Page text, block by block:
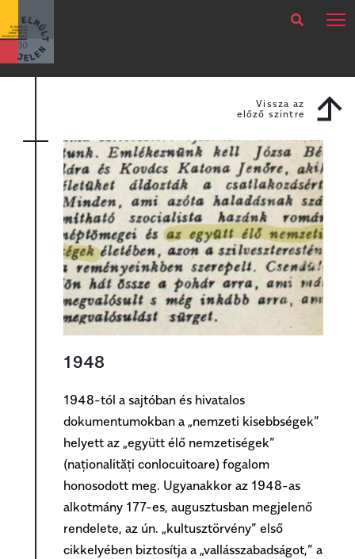
Vissza az
előző szintre
1948
1948-tól a sajtóban és hivatalos
dokumentumokban a „nemzeti kisebbségek”
helyett az „együtt élő nemzetiségek”
(naționalități conlocuitoare) fogalom
honosodott meg. Ugyanakkor az 1948-as
alkotmány 177-es, augusztusban megjelenő
rendelete, az ún. „kultusztörvény” első
cikkelyében biztosítja a „vallásszabadságot,” a